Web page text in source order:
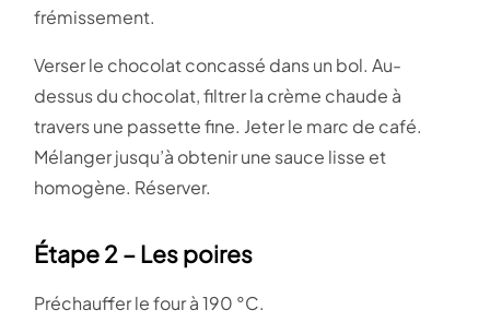
frémissement.
Verser le chocolat concassé dans un bol. Au-
dessus du chocolat, filtrer la crème chaude à
travers une passette fine. Jeter le marc de café.
Mélanger jusqu’à obtenir une sauce lisse et
homogène. Réserver.
Étape 2 – Les poires
Préchauffer le four à 190 °C.